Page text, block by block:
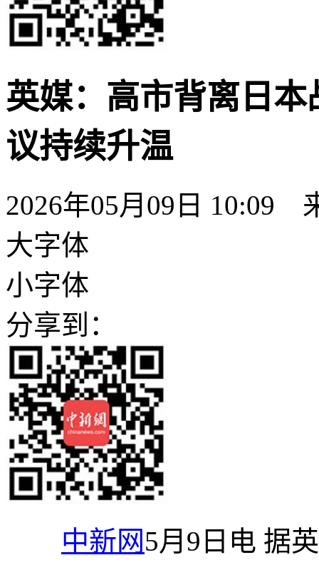
英媒：高市背离日
议持续升温
2026年05月09日 10:09
大字体
小字体
分享到：
中新网5月9日电 据